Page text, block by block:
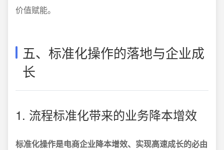
价值赋能。
五、标准化操作的落地与企业成
长
1. 流程标准化带来的业务降本增效
标准化操作是电商企业降本增效、实现高速成长的必由